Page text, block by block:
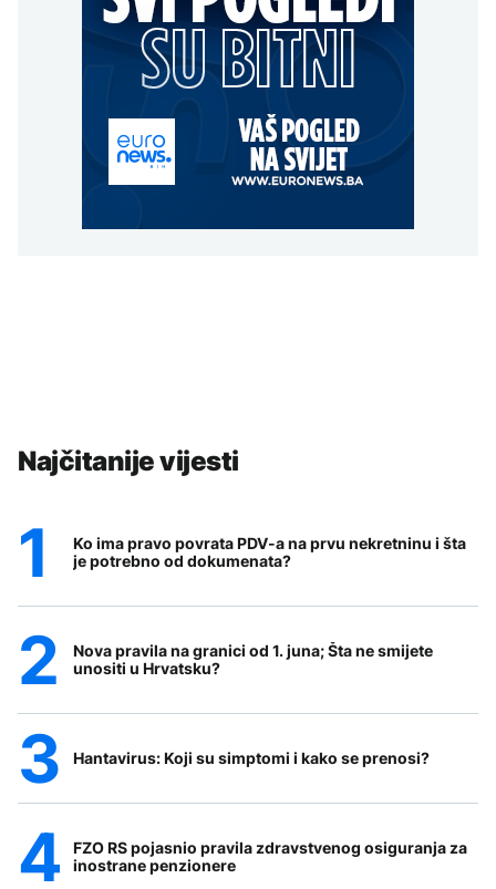
Najčitanije vijesti
Ko ima pravo povrata PDV-a na prvu nekretninu i šta
je potrebno od dokumenata?
Nova pravila na granici od 1. juna; Šta ne smijete
unositi u Hrvatsku?
Hantavirus: Koji su simptomi i kako se prenosi?
FZO RS pojasnio pravila zdravstvenog osiguranja za
inostrane penzionere